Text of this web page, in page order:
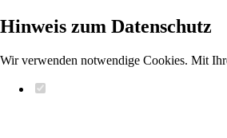
Hinweis zum Datenschutz
Wir verwenden notwendige Cookies. Mit